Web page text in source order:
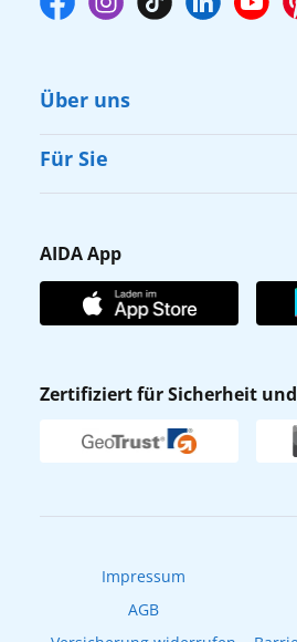
Über uns
Cruise & Help
Karriere
Affiliateprogramm
Verhaltens- & Ethikkodex
Newsletter
Für Sie
Gästefragebogen
AIDA Club
AIDA App
AIDA App
Zertifiziert für Sicherheit
Impressum
AGB